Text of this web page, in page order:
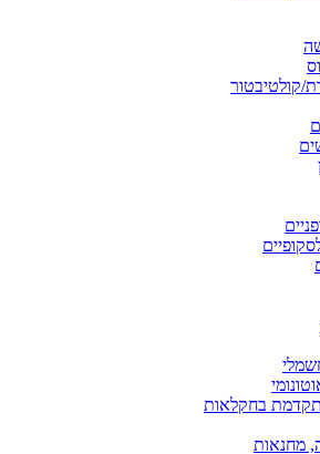
קולטיבטור
בחקלאות
מחנאות